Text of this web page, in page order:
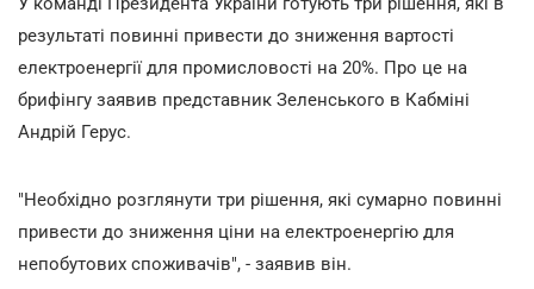
результаті повинні привести до зниження вартості
електроенергії для промисловості на 20%. Про це на
брифінгу заявив представник Зеленського в Кабміні
Андрій Герус.
"Необхідно розглянути три рішення, які сумарно повинні
привести до зниження ціни на електроенергію для
непобутових споживачів", - заявив він.